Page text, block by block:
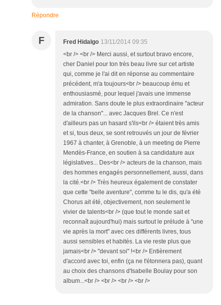
Répondre
F Fred Hidalgo 13/11/2014 09:35
<br /> <br /> Merci aussi, et surtout bravo encore,
cher Daniel pour ton très beau livre sur cet artiste
qui, comme je l'ai dit en réponse au commentaire
précédent, m'a toujours<br /> beaucoup ému et
enthousiasmé, pour lequel j'avais une immense
admiration. Sans doute le plus extraordinaire "acteur
de la chanson"... avec Jacques Brel. Ce n'est
d'ailleurs pas un hasard s'ils<br /> étaient très amis
et si, tous deux, se sont retrouvés un jour de février
1967 à chanter, à Grenoble, à un meeting de Pierre
Mendès-France, en soutien à sa candidature aux
législatives... Des<br /> acteurs de la chanson, mais
des hommes engagés personnellement, aussi, dans
la cité.<br /> Très heureux également de constater
que cette "belle aventure", comme tu le dis, qu'a été
Chorus ait été, objectivement, non seulement le
vivier de talents<br /> (que tout le monde sait et
reconnaît aujourd'hui) mais surtout le prélude à "une
vie après la mort" avec ces différents livres, tous
aussi sensibles et habités. La vie reste plus que
jamais<br /> "devant soi" !<br /> Entièrement
d'accord avec toi, enfin (ça ne t'étonnera pas), quant
au choix des chansons d'Isabelle Boulay pour son
album...<br /> <br /> <br /> <br />